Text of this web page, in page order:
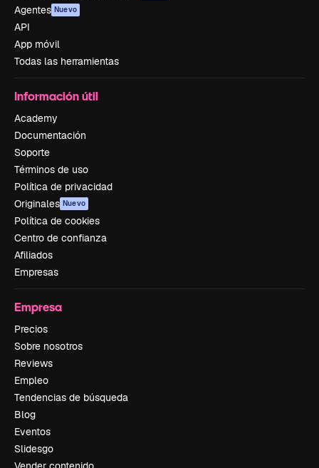
Agentes Nuevo
API
App móvil
Todas las herramientas
Información útil
Academy
Documentación
Soporte
Términos de uso
Política de privacidad
Originales Nuevo
Política de cookies
Centro de confianza
Afiliados
Empresas
Empresa
Precios
Sobre nosotros
Reviews
Empleo
Tendencias de búsqueda
Blog
Eventos
Slidesgo